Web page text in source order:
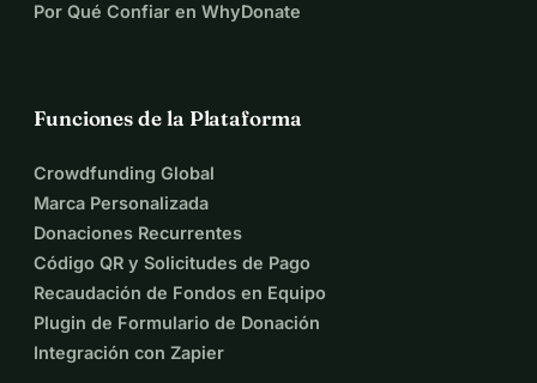
Por Qué Confiar en WhyDonate
Funciones de la Plataforma
Crowdfunding Global
Marca Personalizada
Donaciones Recurrentes
Código QR y Solicitudes de Pago
Recaudación de Fondos en Equipo
Plugin de Formulario de Donación
Integración con Zapier